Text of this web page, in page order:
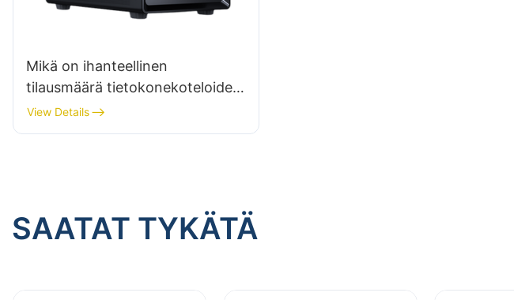
Mikä on ihanteellinen
tilausmäärä tietokonekoteloiden
toimittajalta?
View Details
SAATAT TYKÄTÄ